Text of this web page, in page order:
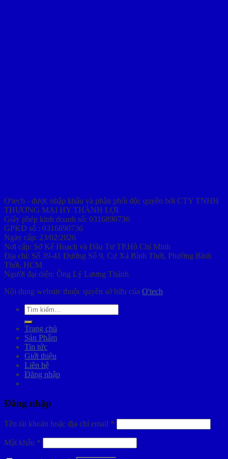
O'tech - được nhập khẩu và phân phối độc quyền bởi CTY TNHH
THƯƠNG MẠI HY THÀNH LỢI
Giấy phép kinh doanh số: 0316890736
GPKD số : 0316890736
Ngày cấp: 23/02/2026
Nơi cấp: Sở Kế Hoạch và Đầu Tư TP.Hồ Chí Minh
Địa chỉ: Số 39-41 Đường Số 9, Cư Xá Bình Thới, Phường Bình
Thới, HCM
Người đại diện: Ông Lý Lương Thành
Nội dung website thuộc quyền sở hữu của O'tech
Tìm
kiếm:
Trang chủ
Sản Phẩm
Tin tức
Giới thiệu
Liên hệ
Đăng nhập
Đăng nhập
Tên tài khoản hoặc địa chỉ email *
Mật khẩu *